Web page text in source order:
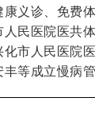
康义诊、免费
人民医院医共
市人民医院
等成立慢病管